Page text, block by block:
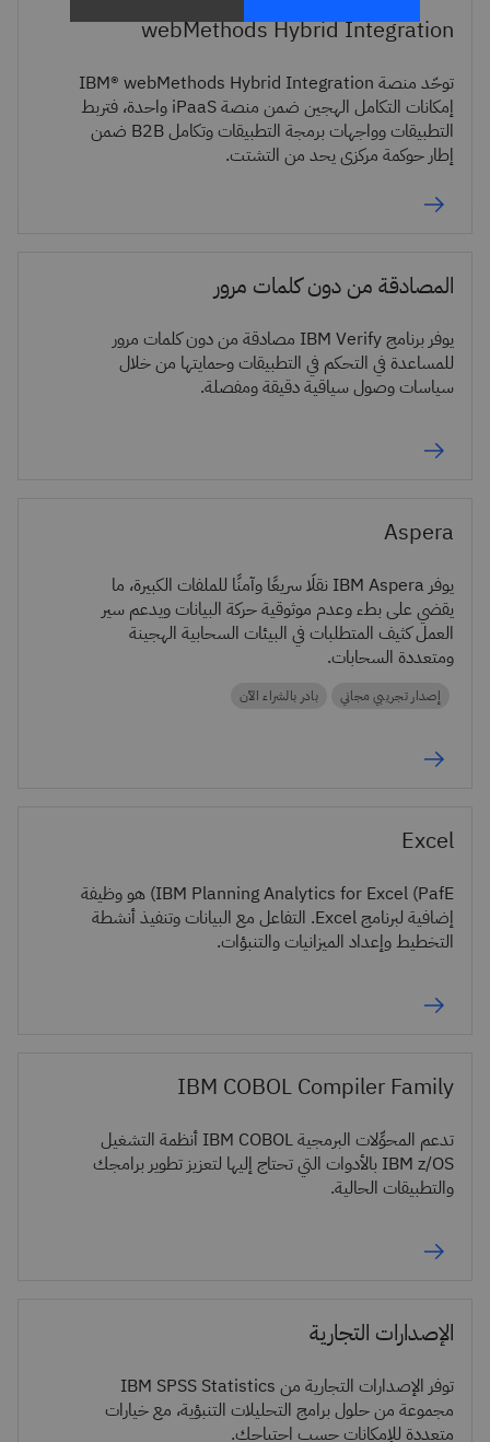
webMethods Hybrid Integration
توحّد منصة IBM® webMethods Hybrid Integration
إمكانات التكامل الهجين ضمن منصة iPaaS واحدة، فتربط
التطبيقات وواجهات برمجة التطبيقات وتكامل B2B ضمن
إطار حوكمة مركزي يحد من التشتت.
المصادقة من دون كلمات مرور
يوفر برنامج IBM Verify مصادقة من دون كلمات مرور
للمساعدة في التحكم في التطبيقات وحمايتها من خلال
سياسات وصول سياقية دقيقة ومفصلة.
Aspera
يوفر IBM Aspera نقلًا سريعًا وآمنًا للملفات الكبيرة، ما
يقضي على بطء وعدم موثوقية حركة البيانات ويدعم سير
العمل كثيف المتطلبات في البيئات السحابية الهجينة
ومتعددة السحابات.
إصدار تجريبي مجاني بادر بالشراء الآن
Excel
IBM Planning Analytics for Excel (PafE) هو وظيفة
إضافية لبرنامج Excel. التفاعل مع البيانات وتنفيذ أنشطة
التخطيط وإعداد الميزانيات والتنبؤات.
IBM COBOL Compiler Family
تدعم المحوِّلات البرمجية IBM COBOL أنظمة التشغيل
IBM z/OS بالأدوات التي تحتاج إليها لتعزيز تطوير برامجك
والتطبيقات الحالية.
الإصدارات التجارية
توفر الإصدارات التجارية من IBM SPSS Statistics
مجموعة من حلول برامج التحليلات التنبؤية، مع خيارات
متعددة للإمكانات حسب احتياجك.